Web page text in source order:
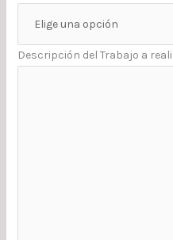
Descripción del Trabajo a